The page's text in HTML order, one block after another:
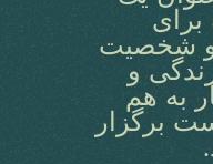
شخصیت
و
به هم
برگزار